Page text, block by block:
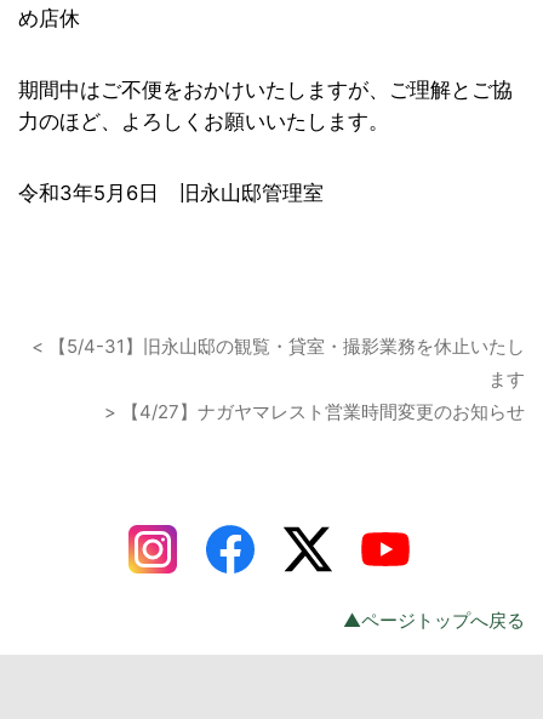
め店休
期間中はご不便をおかけいたしますが、ご理解とご協
力のほど、よろしくお願いいたします。
令和3年5月6日 旧永山邸管理室
< 【5/4-31】旧永山邸の観覧・貸室・撮影業務を休止いたし
ます
> 【4/27】ナガヤマレスト営業時間変更のお知らせ
▲ページトップへ戻る